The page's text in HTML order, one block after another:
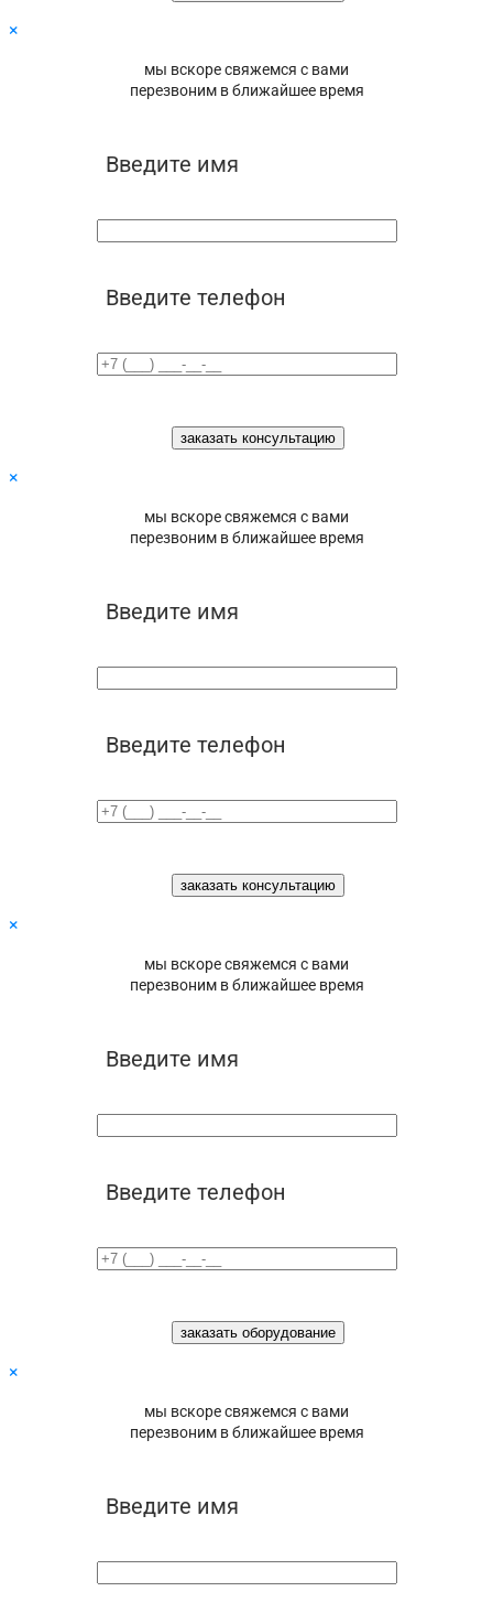
×
мы вскоре свяжемся с вами
перезвоним в ближайшее время
Введите имя
Введите телефон
×
мы вскоре свяжемся с вами
перезвоним в ближайшее время
Введите имя
Введите телефон
×
мы вскоре свяжемся с вами
перезвоним в ближайшее время
Введите имя
Введите телефон
×
мы вскоре свяжемся с вами
перезвоним в ближайшее время
Введите имя